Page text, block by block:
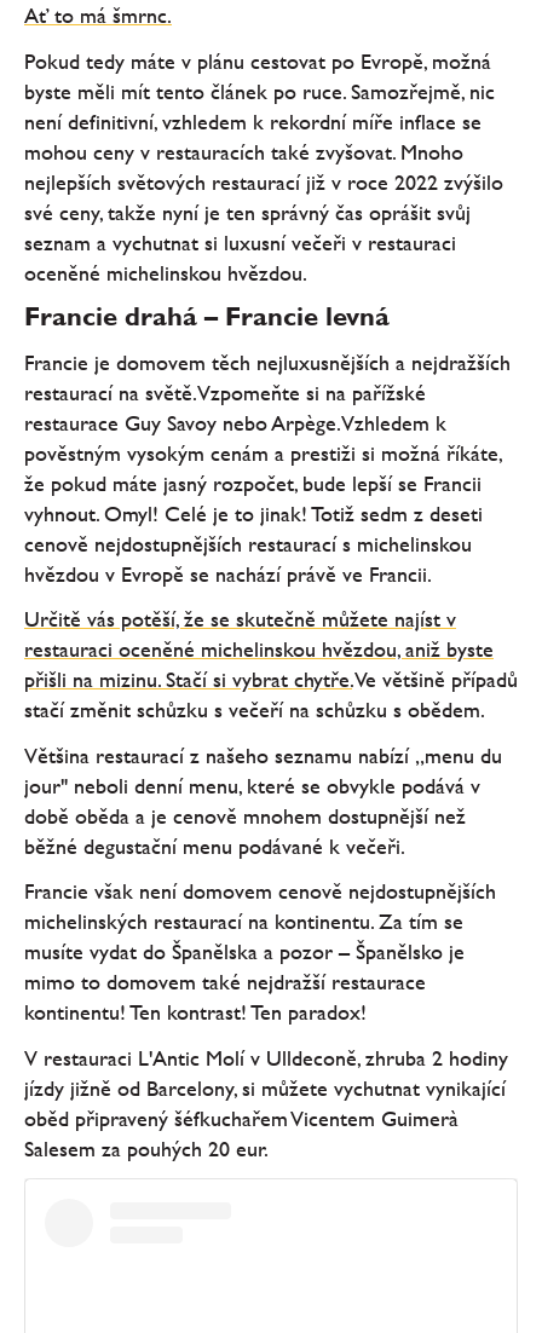
Ať to má šmrnc.
Pokud tedy máte v plánu cestovat po Evropě, možná
byste měli mít tento článek po ruce. Samozřejmě, nic
není definitivní, vzhledem k rekordní míře inflace se
mohou ceny v restauracích také zvyšovat. Mnoho
nejlepších světových restaurací již v roce 2022 zvýšilo
své ceny, takže nyní je ten správný čas oprášit svůj
seznam a vychutnat si luxusní večeři v restauraci
oceněné michelinskou hvězdou.
Francie drahá – Francie levná
Francie je domovem těch nejluxusnějších a nejdražších
restaurací na světě. Vzpomeňte si na pařížské
restaurace Guy Savoy nebo Arpège. Vzhledem k
pověstným vysokým cenám a prestiži si možná říkáte,
že pokud máte jasný rozpočet, bude lepší se Francii
vyhnout. Omyl! Celé je to jinak! Totiž sedm z deseti
cenově nejdostupnějších restaurací s michelinskou
hvězdou v Evropě se nachází právě ve Francii.
Určitě vás potěší, že se skutečně můžete najíst v
restauraci oceněné michelinskou hvězdou, aniž byste
přišli na mizinu. Stačí si vybrat chytře.Ve většině případů
stačí změnit schůzku s večeří na schůzku s obědem.
Většina restaurací z našeho seznamu nabízí „menu du
jour" neboli denní menu, které se obvykle podává v
době oběda a je cenově mnohem dostupnější než
běžné degustační menu podávané k večeři.
Francie však není domovem cenově nejdostupnějších
michelinských restaurací na kontinentu. Za tím se
musíte vydat do Španělska a pozor – Španělsko je
mimo to domovem také nejdražší restaurace
kontinentu! Ten kontrast! Ten paradox!
V restauraci L'Antic Molí v Ulldeconě, zhruba 2 hodiny
jízdy jižně od Barcelony, si můžete vychutnat vynikající
oběd připravený šéfkuchařem Vicentem Guimerà
Salesem za pouhých 20 eur.